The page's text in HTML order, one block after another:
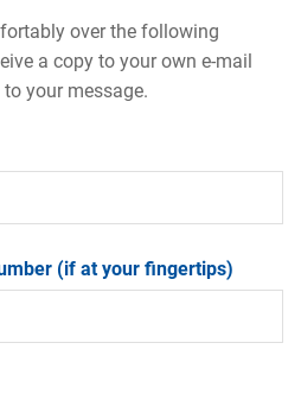
over the following
a copy to your own e-mail
your message.
(if at your fingertips)